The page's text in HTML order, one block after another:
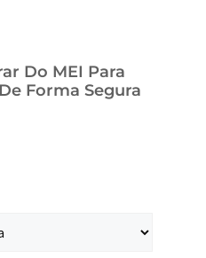
Do MEI Para
Forma Segura